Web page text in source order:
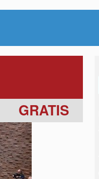
GRATIS